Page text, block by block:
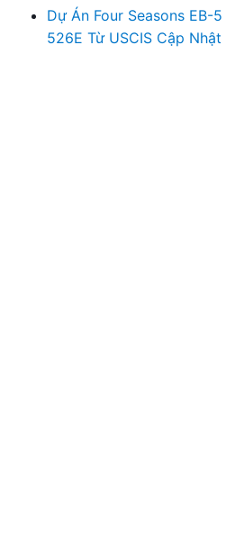
Dự Án Four Seasons EB-
526E Từ USCIS Cập